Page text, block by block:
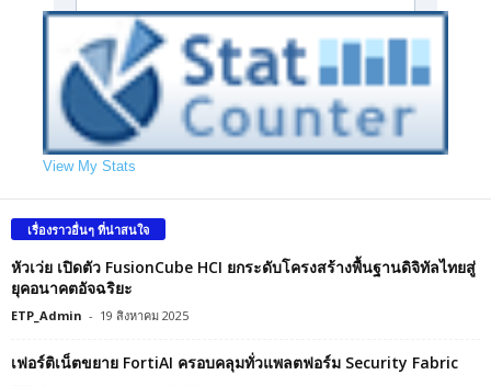
View My Stats
เรื่องราวอื่นๆ ที่น่าสนใจ
หัวเว่ย เปิดตัว FusionCube HCI ยกระดับโครงสร้างพื้นฐานดิจิทัลไทยสู่
ยุคอนาคตอัจฉริยะ
ETP_Admin - 19 สิงหาคม 2025
เฟอร์ติเน็ตขยาย FortiAI ครอบคลุมทั่วแพลตฟอร์ม Security Fabric